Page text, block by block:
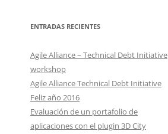
ENTRADAS RECIENTES
Agile Alliance – Technical Debt Initiative
workshop
Agile Alliance Technical Debt Initiative
Feliz año 2016
Evaluación de un portafolio de
aplicaciones con el plugin 3D City